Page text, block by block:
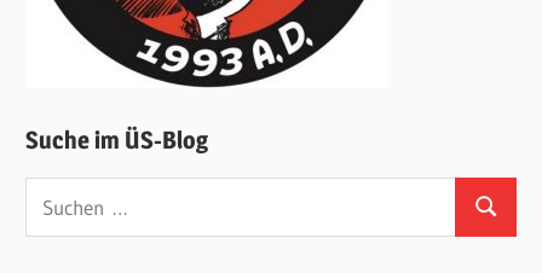
Suche im ÜS-Blog
Suchen